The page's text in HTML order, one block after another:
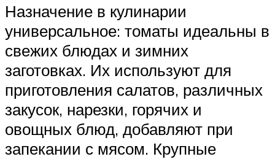
Назначение в кулинарии
универсальное: томаты идеальны в
свежих блюдах и зимних
заготовках. Их используют для
приготовления салатов, различных
закусок, нарезки, горячих и
овощных блюд, добавляют при
запекании с мясом. Крупные